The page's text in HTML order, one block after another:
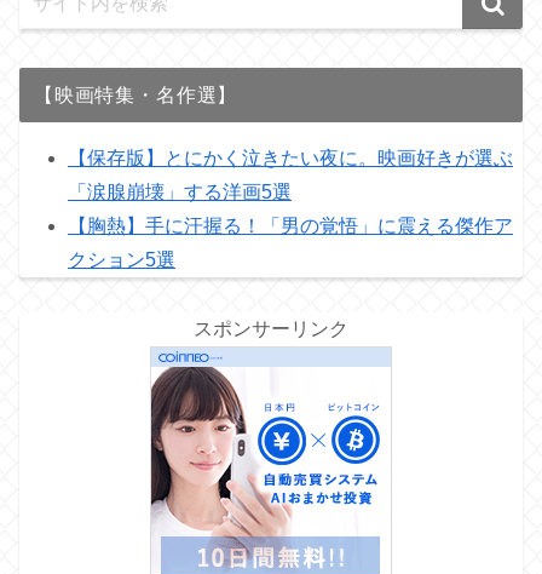
【映画特集・名作選】
【保存版】とにかく泣きたい夜に。映画好きが選ぶ
「涙腺崩壊」する洋画5選
【胸熱】手に汗握る！「男の覚悟」に震える傑作ア
クション5選
スポンサーリンク